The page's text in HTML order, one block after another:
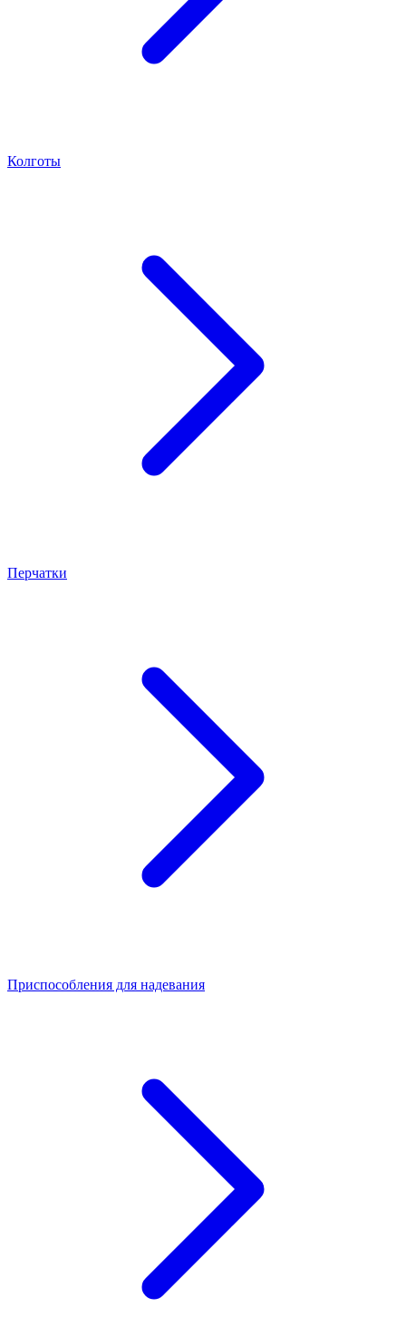
Колготы
Перчатки
Приспособления для надевания